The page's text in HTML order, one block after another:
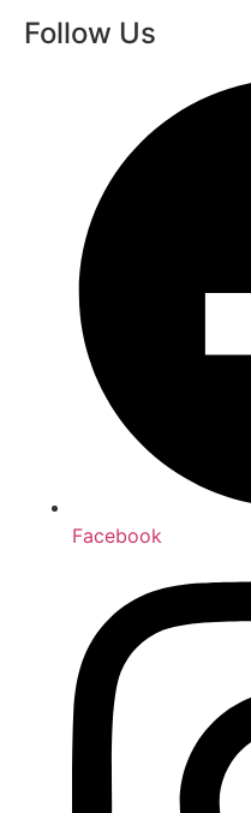
Follow Us
Facebook